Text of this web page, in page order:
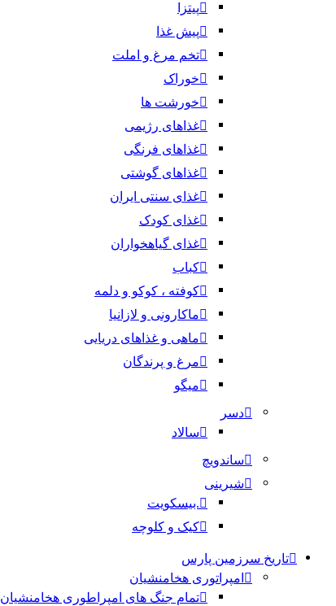
پیتزا
پیش غذا
تخم مرغ و املت
خوراک
خورشت ها
غذاهای رژیمی
غذاهای فرنگی
غذاهای گوشتی
غذای سنتی ایران
غذای کودک
غذای گیاهخواران
کباب
کوفته ، کوکو و دلمه
ماکارونی و لازانیا
ماهی و غذاهای دریایی
مرغ و پرندگان
میگو
دسر
سالاد
ساندویچ
شیرینی
.بیسکویت
کیک و کلوچه
تاریخ سرزمین پارس
امپراتوری هخامنشیان
تمام جنگ های امپراطوری هخامنشیان